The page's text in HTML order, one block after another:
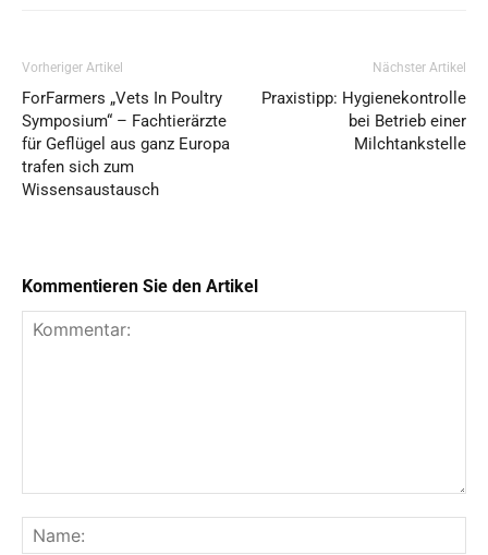
Vorheriger Artikel
ForFarmers „Vets In Poultry
Symposium“ – Fachtierärzte
für Geflügel aus ganz Europa
trafen sich zum
Wissensaustausch
Nächster Artikel
Praxistipp: Hygienekontrolle
bei Betrieb einer
Milchtankstelle
Kommentieren Sie den Artikel